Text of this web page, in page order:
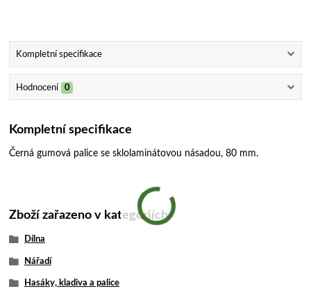
Kompletní specifikace
Hodnocení 0
Kompletní specifikace
Černá gumová palice se sklolaminátovou násadou, 80 mm.
Zboží zařazeno v kategoriích
Dílna
Nářadí
Hasáky, kladiva a palice